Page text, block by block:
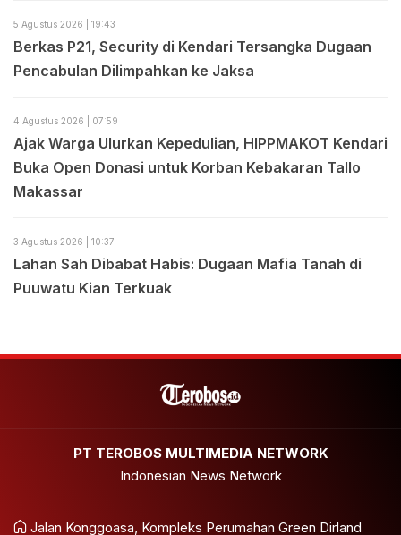
5 Agustus 2026 | 19:43
Berkas P21, Security di Kendari Tersangka Dugaan
Pencabulan Dilimpahkan ke Jaksa
4 Agustus 2026 | 07:59
Ajak Warga Ulurkan Kepedulian, HIPPMAKOT Kendari
Buka Open Donasi untuk Korban Kebakaran Tallo
Makassar
3 Agustus 2026 | 10:37
Lahan Sah Dibabat Habis: Dugaan Mafia Tanah di
Puuwatu Kian Terkuak
PT TEROBOS MULTIMEDIA NETWORK
Indonesian News Network
Jalan Konggoasa, Kompleks Perumahan Green Dirland